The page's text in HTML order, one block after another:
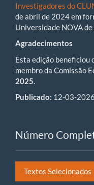
Investigadores do
de abril de 2024 em
Universidade NOVA de
Agradecimentos
Esta edição beneficiou
membro da Comissão
2025
Publicado: 12-03-2026
Número
Textos Selecionados